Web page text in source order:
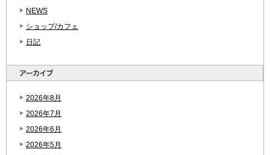
NEWS
ショップ/カフェ
日記
2026年8月
2026年7月
2026年6月
2026年5月